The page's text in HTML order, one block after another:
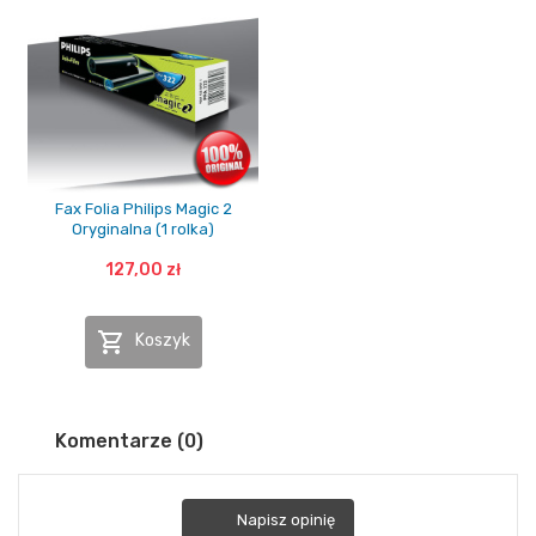
Fax Folia Philips Magic 2
Oryginalna (1 rolka)
127,00 zł
 Koszyk
Komentarze (0)
Napisz opinię